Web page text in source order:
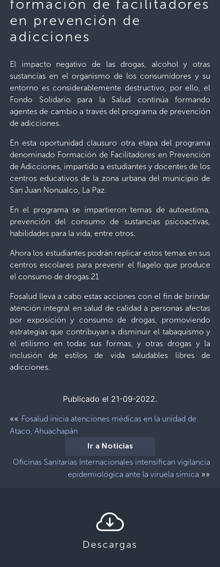
formación de facilitadores
en prevención de
adicciones
El impacto negativo de las drogas, alcohol y otras
sustancias en el organismo de los consumidores y su
entorno es considerablemente destructivo, por ello, el
Fondo Solidario para la Salud continúa formando
agentes de cambio a través del programa de prevención
de adicciones.
En esta oportunidad clausuro otra etapa del programa
denominado Formación de Facilitadores en Prevención
de Adicciones, impartido a estudiantes y docentes de los
centros educativos de la zona urbana del municipio de
San Juan Nonualco, La Paz.
En el programa se impartieron temas de autoestima,
prevención del consumo de sustancias psicoactivas,
habilidades para la vida, entre otros.
Ahora los estudiantes podrán replicar estos temas en sus
centros escolares para prevenir el flagelo que produce
el consumo de drogas.21
Fosalud lleva a cabo estas acciones con el fin de brindar
atención integral en salud de calidad a personas afectas
por exposición y consumo de drogas, promoviendo
estrategias que contribuyan a disminuir el tabaquismo y
el etilismo en todas sus formas, y otras drogas y la
inclusión de estilos de vida saludables libres de
adicciones.
Publicado el 21-09-2022.
«« Fosalud inicia atenciones médicas en la unidad de
Ataco, Ahuachapán
Ir a Noticias
Oficinas Sanitarias Internacionales intensifican vigilancia
epidemiológica ante la viruela símica »»
Descargas